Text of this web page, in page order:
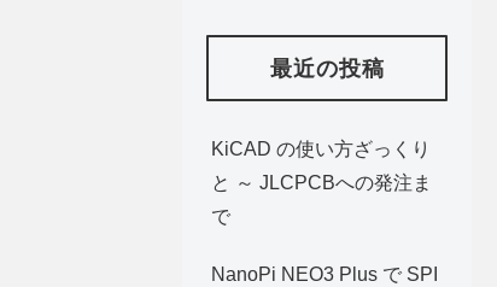
最近の投稿
KiCAD の使い方ざっくり
と ～ JLCPCBへの発注ま
で
NanoPi NEO3 Plus で SPI